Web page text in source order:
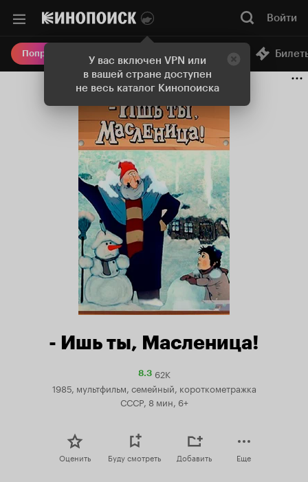
У вас включен VPN или
в вашей стране доступен
не весь каталог Кинопоиска
Войти
Попробовать Плюс Онлайн-кинотеатр
- Ишь ты, Масленица!
8.3Рейтинг
Кинопоиска
62K
1985, мультфильм, семейный, короткометражка
СССР, 8 мин, 6+
Оценить Буду смотреть Добавить Еще